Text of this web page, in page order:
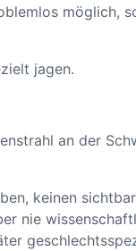
möglich,
jagen.
an der
keinen
nie